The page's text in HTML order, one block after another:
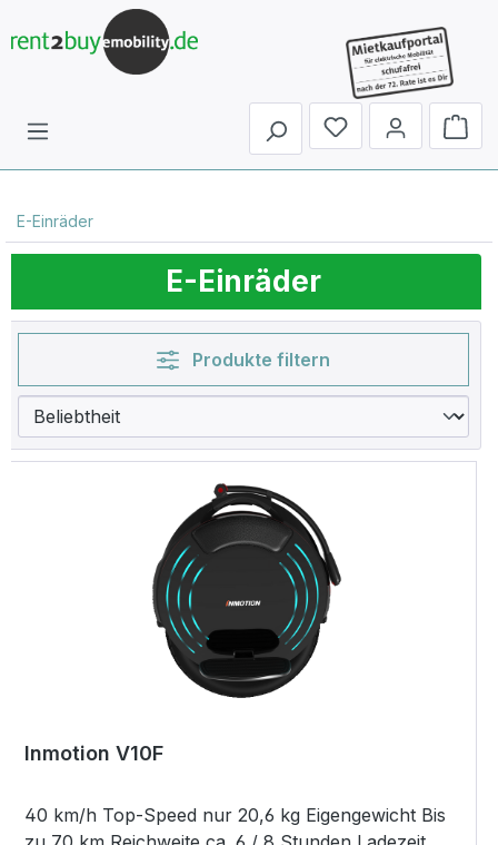
Du hast 0 Produkte
E-Einräder
E-Einräder
Produkte filtern
Inmotion V10F
40 km/h Top-Speed nur 20,6 kg Eigengewicht Bis